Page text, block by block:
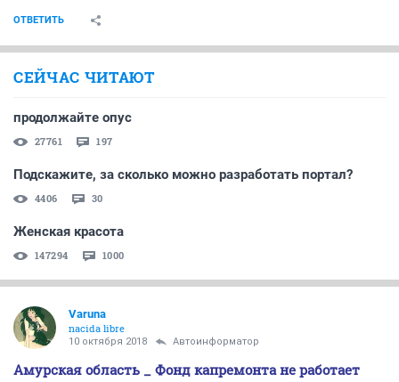
ОТВЕТИТЬ
СЕЙЧАС ЧИТАЮТ
продолжайте опус
27761 197
Подскажите, за сколько можно разработать портал?
4406 30
Женская красота
147294 1000
Varuna
nacida libre
10 октября 2018 Автоинформатор
Амурская область _ Фонд капремонта не работает